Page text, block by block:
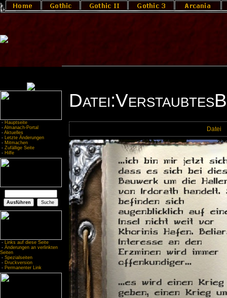
- Hauptseite
- Almanach-Portal
- Aktuelles
- Letzte Änderungen
- Mitmachen
- Zufällige Seite
- Hilfe
- Links auf diese Seite
- Änderungen an verlinkten
Seiten
- Spezialseiten
- Druckversion
- Permanenter Link
Datei